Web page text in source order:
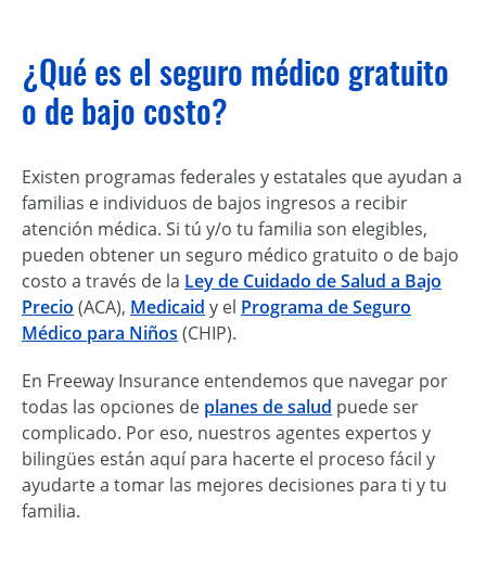
¿Qué es el seguro médico gratuito
o de bajo costo?
Existen programas federales y estatales que ayudan a
familias e individuos de bajos ingresos a recibir
atención médica. Si tú y/o tu familia son elegibles,
pueden obtener un seguro médico gratuito o de bajo
costo a través de la Ley de Cuidado de Salud a Bajo
Precio (ACA), Medicaid y el Programa de Seguro
Médico para Niños (CHIP).
En Freeway Insurance entendemos que navegar por
todas las opciones de planes de salud puede ser
complicado. Por eso, nuestros agentes expertos y
bilingües están aquí para hacerte el proceso fácil y
ayudarte a tomar las mejores decisiones para ti y tu
familia.